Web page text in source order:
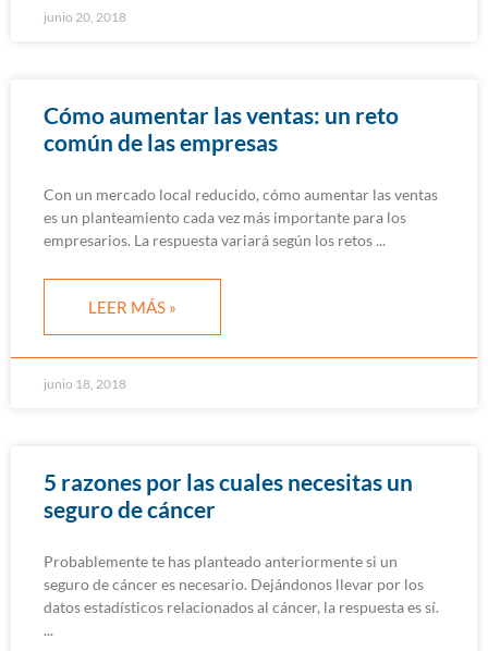
junio 20, 2018
Cómo aumentar las ventas: un reto
común de las empresas
Con un mercado local reducido, cómo aumentar las ventas
es un planteamiento cada vez más importante para los
empresarios. La respuesta variará según los retos
LEER MÁS »
junio 18, 2018
5 razones por las cuales necesitas un
seguro de cáncer
Probablemente te has planteado anteriormente si un
seguro de cáncer es necesario. Dejándonos llevar por los
datos estadísticos relacionados al cáncer, la respuesta es sí.